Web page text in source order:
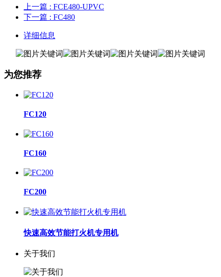
上一篇 : FCE480-UPVC
下一篇 : FC480
详细信息
为您推荐
FC120
FC160
FC200
快速高效节能打火机专用机
关于我们